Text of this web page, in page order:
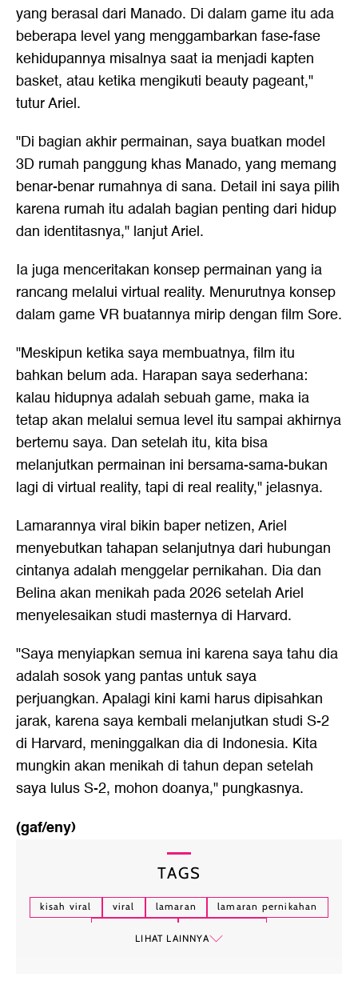
yang berasal dari Manado. Di dalam game itu ada
beberapa level yang menggambarkan fase-fase
kehidupannya misalnya saat ia menjadi kapten
basket, atau ketika mengikuti beauty pageant,"
tutur Ariel.
"Di bagian akhir permainan, saya buatkan model
3D rumah panggung khas Manado, yang memang
benar-benar rumahnya di sana. Detail ini saya pilih
karena rumah itu adalah bagian penting dari hidup
dan identitasnya," lanjut Ariel.
Ia juga menceritakan konsep permainan yang ia
rancang melalui virtual reality. Menurutnya konsep
dalam game VR buatannya mirip dengan film Sore.
"Meskipun ketika saya membuatnya, film itu
bahkan belum ada. Harapan saya sederhana:
kalau hidupnya adalah sebuah game, maka ia
tetap akan melalui semua level itu sampai akhirnya
bertemu saya. Dan setelah itu, kita bisa
melanjutkan permainan ini bersama-sama-bukan
lagi di virtual reality, tapi di real reality," jelasnya.
Lamarannya viral bikin baper netizen, Ariel
menyebutkan tahapan selanjutnya dari hubungan
cintanya adalah menggelar pernikahan. Dia dan
Belina akan menikah pada 2026 setelah Ariel
menyelesaikan studi masternya di Harvard.
"Saya menyiapkan semua ini karena saya tahu dia
adalah sosok yang pantas untuk saya
perjuangkan. Apalagi kini kami harus dipisahkan
jarak, karena saya kembali melanjutkan studi S-2
di Harvard, meninggalkan dia di Indonesia. Kita
mungkin akan menikah di tahun depan setelah
saya lulus S-2, mohon doanya," pungkasnya.
(gaf/eny)
TAGS
kisah viral viral lamaran
lamaran pernikahan
LIHAT LAINNYA